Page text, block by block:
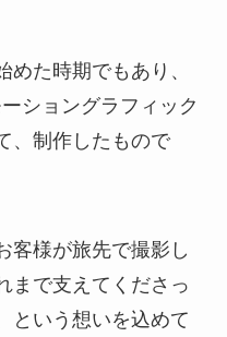
た時期でもあり、
ショングラフィック
、制作したもので
客様が旅先で撮影し
まで支えてくださっ
という想いを込めて